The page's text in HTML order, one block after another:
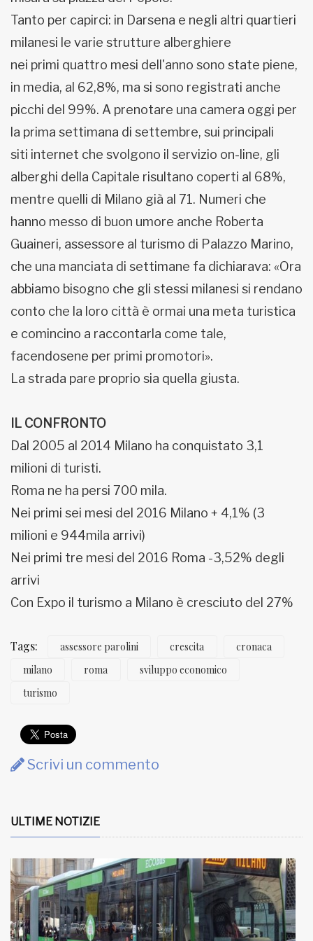
Tanto per capirci: in Darsena e negli altri quartieri
milanesi le varie strutture alberghiere
nei primi quattro mesi dell'anno sono state piene,
in media, al 62,8%, ma si sono registrati anche
picchi del 99%. A prenotare una camera oggi per
la prima settimana di settembre, sui principali
siti internet che svolgono il servizio on-line, gli
alberghi della Capitale risultano coperti al 68%,
mentre quelli di Milano già al 71. Numeri che
hanno messo di buon umore anche Roberta
Guaineri, assessore al turismo di Palazzo Marino,
che una manciata di settimane fa dichiarava: «Ora
abbiamo bisogno che gli stessi milanesi si rendano
conto che la loro città è ormai una meta turistica
e comincino a raccontarla come tale,
facendosene per primi promotori».
La strada pare proprio sia quella giusta.
IL CONFRONTO
Dal 2005 al 2014 Milano ha conquistato 3,1
milioni di turisti.
Roma ne ha persi 700 mila.
Nei primi sei mesi del 2016 Milano + 4,1% (3
milioni e 944mila arrivi)
Nei primi tre mesi del 2016 Roma -3,52% degli
arrivi
Con Expo il turismo a Milano è cresciuto del 27%
Tags: assessore parolini crescita
cronaca
milano
roma
sviluppo economico
turismo
Scrivi un commento
ULTIME NOTIZIE